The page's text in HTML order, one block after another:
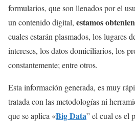
formularios, que son llenados por el
un contenido digital, estamos
cuales estarán plasmados, los lugares
intereses, los datos domiciliarios, los
constantemente; entre otros.
Esta información generada, es muy
tratada con las metodologías ni
que se aplica «Big Data” el cual es el